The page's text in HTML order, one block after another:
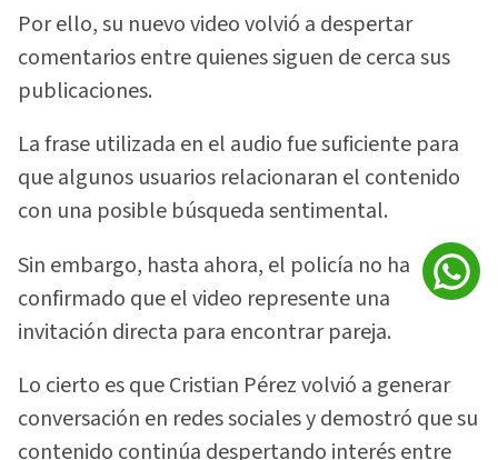
Por ello, su nuevo video volvió a despertar
comentarios entre quienes siguen de cerca sus
publicaciones.
La frase utilizada en el audio fue suficiente para
que algunos usuarios relacionaran el contenido
con una posible búsqueda sentimental.
Sin embargo, hasta ahora, el policía no ha
confirmado que el video represente una
invitación directa para encontrar pareja.
Lo cierto es que Cristian Pérez volvió a generar
conversación en redes sociales y demostró que su
contenido continúa despertando interés entre